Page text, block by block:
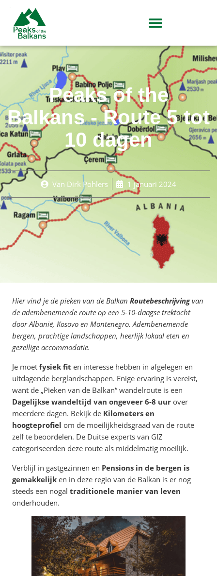
Peaks of the
Balkans - Route 5 tot
10 dagen
Van Dirk Pohlers 1 januari 2024
Hier vind je de pieken van de Balkan Routebeschrijvingvan
de adembenemende route op een 5-10-daagse trektocht
door Albanië, Kosovo en Montenegro. Adembenemende
bergen, prachtige landschappen, heerlijk lokaal eten en
gezellige accommodatie.
Je moet fysiek fit en interesse hebben in afgelegen en
uitdagende berglandschappen. Enige ervaring is vereist,
want de „Pieken van de Balkan“ wandelroute is een
Dagelijkse wandeltijd van ongeveer 6-8 uur over
meerdere dagen. Bekijk de Kilometers en
hoogteprofiel om de moeilijkheidsgraad van de route
zelf te beoordelen. De Duitse experts van GIZ
categoriseerden deze route als middelmatig moeilijk.
Verblijf in gastgezinnen en Pensions in de bergen is
gemakkelijk en in deze regio van de Balkan is er nog
steeds een nogal traditionele manier van leven
onderhouden.